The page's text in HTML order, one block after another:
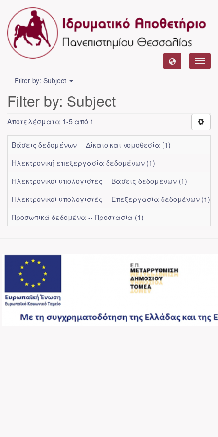
Filter by: Subject
Filter by: Subject
Αποτελέσματα 1-5 από 1
Βάσεις δεδομένων -- Δίκαιο και νομοθεσία (1)
Ηλεκτρονική επεξεργασία δεδομένων (1)
Ηλεκτρονικοί υπολογιστές -- Βάσεις δεδομένων (1)
Ηλεκτρονικοί υπολογιστές -- Επεξεργασία δεδομένων (1)
Προσωπικά δεδομένα -- Προστασία (1)